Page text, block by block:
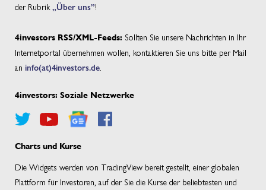
der Rubrik„Über uns”!
4investors RSS/XML-Feeds: Sollten Sie unsere Nachrichten in Ihr
Internetportal übernehmen wollen, kontaktieren Sie uns bitte per Mail
an info(at)4investors.de.
4investors: Soziale Netzwerke
Charts und Kurse
Die Widgets werden von TradingView bereit gestellt, einer globalen
Plattform für Investoren, auf der Sie die Kurse der beliebtesten und